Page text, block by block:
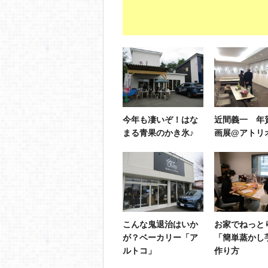
今年も凄いぞ！はな
まる青果のかき氷♪
近間義一 年
画展@アトリ
こんな鬼退治はいか
が？ベーカリー「ア
ルトコ」
お家でねっと
「簡単蒸かし
作り方